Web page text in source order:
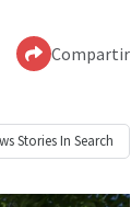
Compartir
Stories In Search